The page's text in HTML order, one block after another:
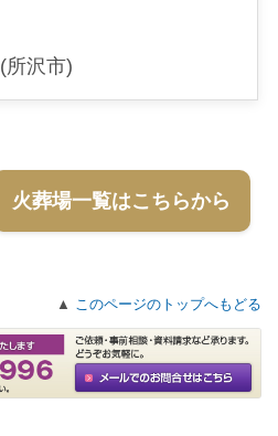
(所沢市)
火葬場一覧はこちらから
▲ このページのトップへもどる